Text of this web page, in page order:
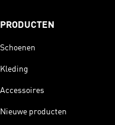
PRODUCTEN
Schoenen
Kleding
Accessoires
Nieuwe producten